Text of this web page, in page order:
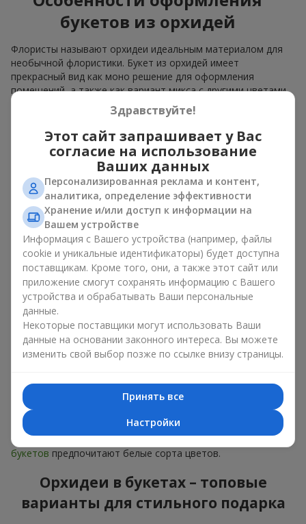
букетов из орхидей
Флористы называют орхидеи идеальным материалом для
необычной флористики. Букет из орхидей имеет
прекрасный вид как моно решение для оформления
помещений, а также как вариант микса с другими цветами,
который сохраняет свою выразительность в любом
Благодаря своей структуре орхидея позволяет создавать
композиции в классическом, минималистичном или
современном стиле. Букет из орхидей эффектно смотрится
как в камерных, так и в масштабных работах, а её
роскошные соцветия легко становятся центральным
элементом композиции. В зависимости от оформления и
сорта растений различается и цена на орхидеи. Учитывайте
это, прежде чем заказать букет из орхидей.
Кому дарят орхидеи?
Букет из орхидей универсален и может подойти любому. Их
дарятлюбимым женщинам
подруге,коллегеилибизнес-партнеру. Сегодня можно
орхидеи купить недорого, а значит, шанс сделать желанный
подарок становится еще больше.
особого события: юбилеев,
даже
бизнес-поздравлений.
Для романтики выбирают нежную экзотику — букет из
орхидей в розовых и фиолетовых тонах. Длясвадебных
букетов предпочитают белые сорта цветов.
Орхидеи в букетах – топовые
варианты для стильного подарка
Здравствуйте!
Этот сайт запрашивает у Вас
согласие на использование
Ваших данных
Персонализированная реклама и контент,
аналитика, определение эффективности
Хранение и/или доступ к информации на
Вашем устройстве
Информация с Вашего устройства (например, файлы
cookie и уникальные идентификаторы) будет доступна
поставщикам. Кроме того, они, а также этот сайт или
приложение смогут сохранять информацию с Вашего
устройства и обрабатывать Ваши персональные
данные.
Некоторые поставщики могут использовать Ваши
данные на основании законного интереса. Вы можете
изменить свой выбор позже по ссылке внизу страницы.
Принять все
Настройки